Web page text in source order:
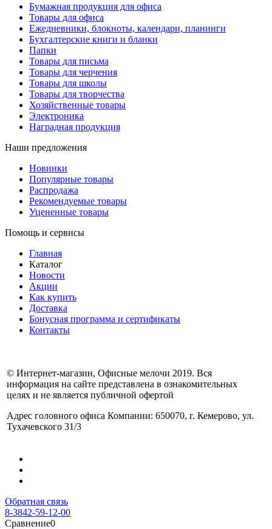
Бумажная продукция для офиса
Товары для офиса
Ежедневники, блокноты, календари, планинги
Бухгалтерские книги и бланки
Папки
Товары для письма
Товары для черчения
Товары для школы
Товары для творчества
Хозяйственные товары
Электроника
Наградная продукция
Наши предложения
Новинки
Популярные товары
Распродажа
Рекомендуемые товары
Уцененные товары
Помощь и сервисы
Главная
Каталог
Новости
Акции
Как купить
Доставка
Бонусная программа и сертификаты
Контакты
© Интернет-магазин, Офисные мелочи 2019. Вся
информация на сайте представлена в ознакомительных
целях и не является публичной офертой
Адрес головного офиса Компании: 650070, г. Кемерово, ул.
Тухачевского 31/3
Обратная связь
8-3842-59-12-00
Сравнение0